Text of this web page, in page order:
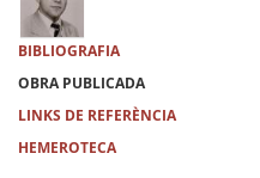
BIBLIOGRAFIA
OBRA PUBLICADA
LINKS DE REFERÈNCIA
HEMEROTECA